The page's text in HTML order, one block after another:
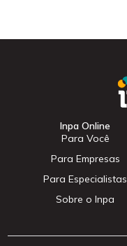
Inpa Online
Para Você
Para Empresas
Para Especialistas
Sobre o Inpa